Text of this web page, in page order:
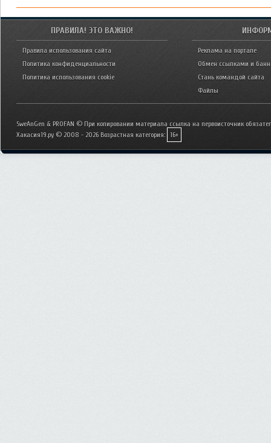
ПРАВИЛА! ЭТО ВАЖНО!
Правила использования сайта
Политика конфиденциальности
Политика использования cookie
Реклама на портале
Обмен ссылками и
Стань командой сайта
Файлы
SweAnGen & PROFAN © При копировании материала ссылка на первоисточник
Хакасия19.ру © 2008 - 2026 Возрастная категория: 16+